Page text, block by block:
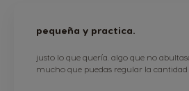
pequeña y practica.
justo lo que quería. algo que no
mucho que puedas regular la cantidad